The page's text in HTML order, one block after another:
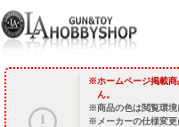
ホームページ掲載
ん。
商品の色は閲覧環境
メーカーの仕様変